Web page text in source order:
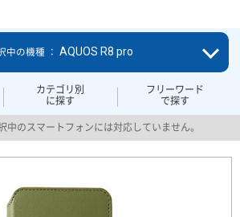
カテゴリ別
に探す
フリーワード
で探す
中の機種 ： AQUOS R8 pro
中のスマートフォンには対応していません。